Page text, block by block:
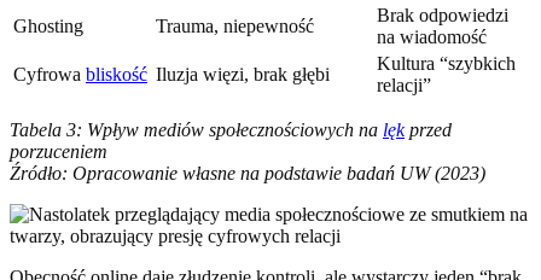
Ghosting
Trauma, niepewność
Brak odpowiedzi
na wiadomość
Cyfrowa bliskość Iluzja więzi, brak głębi
Kultura “szybkich
relacji”
Tabela 3: Wpływ mediów społecznościowych na lękprzed
porzuceniem
Źródło: Opracowanie własne na podstawie badań UW (2023)